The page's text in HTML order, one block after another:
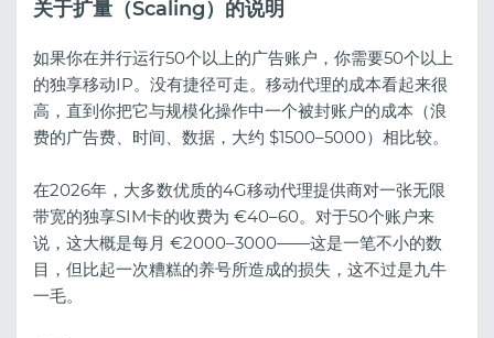
关于扩量（Scaling）的说明
如果你在并行运行50个以上的广告账户，你需要50个以上
的独享移动IP。没有捷径可走。移动代理的成本看起来很
高，直到你把它与规模化操作中一个被封账户的成本（浪
费的广告费、时间、数据，大约 $1500–5000）相比较。
在2026年，大多数优质的4G移动代理提供商对一张无限
带宽的独享SIM卡的收费为 €40–60。对于50个账户来
说，这大概是每月 €2000–3000——这是一笔不小的数
目，但比起一次糟糕的养号所造成的损失，这不过是九牛
一毛。